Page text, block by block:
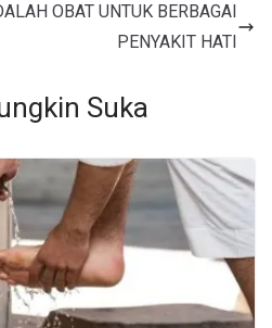
OBAT UNTUK BERBAGAI
PENYAKIT HATI
Suka